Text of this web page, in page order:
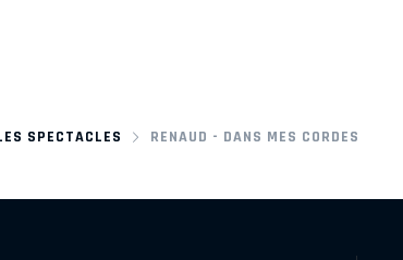
SPECTACLES RENAUD - DANS MES CORDES